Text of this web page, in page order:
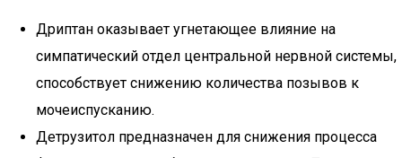
Дриптан оказывает угнетающее влияние на
симпатический отдел центральной нервной системы,
способствует снижению количества позывов к
мочеиспусканию.
Детрузитол предназначен для снижения процесса